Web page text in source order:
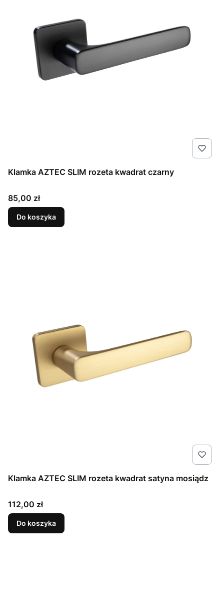
Klamka AZTEC SLIM rozeta kwadrat czarny
Cena
85,00 zł
Do koszyka
Klamka AZTEC SLIM rozeta kwadrat satyna mosiądz
Cena
112,00 zł
Do koszyka